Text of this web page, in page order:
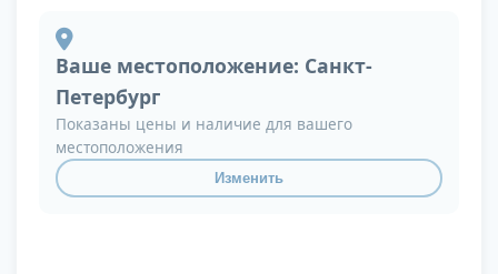
Ваше местоположение: Санкт-
Петербург
Показаны цены и наличие для вашего
местоположения
Изменить